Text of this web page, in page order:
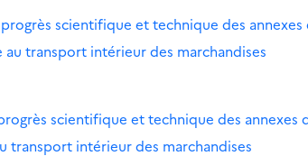
scientifique et technique des annexes
transport intérieur des marchandises
scientifique et technique des annexes
transport intérieur des marchandises